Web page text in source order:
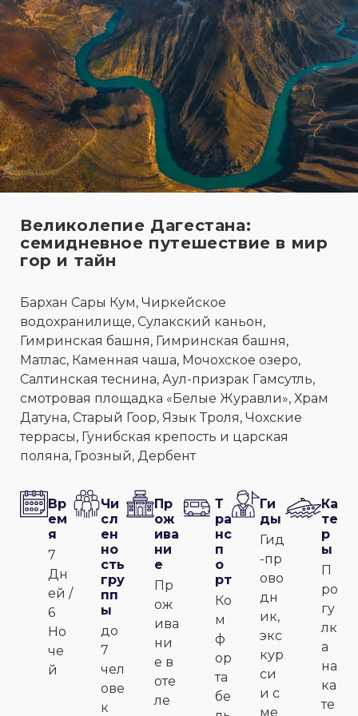
Великолепие Дагестана:
семидневное путешествие в мир
гор и тайн
Бархан Сары Кум, Чиркейское
водохранилище, Сулакский каньон,
Гимринская башня, Гимринская башня,
Матлас, Каменная чаша, Мочохское озеро,
Салтинская теснина, Аул-призрак Гамсутль,
смотровая площадка «Белые Журавли», Храм
Датуна, Старый Гоор, Язык Троля, Чохские
террасы, Гунибская крепость и царская
поляна, Грозный, Дербент
Вр
ем
я
7
Дн
ей /
6
Но
че
й
Чи
сл
ен
но
сть
гру
пп
ы
до
7
чел
ове
к
Пр
ож
ива
ни
е
Пр
ож
ива
ни
е в
оте
ле
Т
ра
нс
п
о
рт
Ко
м
ф
ор
та
бе
Ги
ды
Гид
-пр
ово
дн
ик,
экс
кур
си
и с
ме
Ка
те
р
ы
П
ро
гу
лк
а
на
ка
те